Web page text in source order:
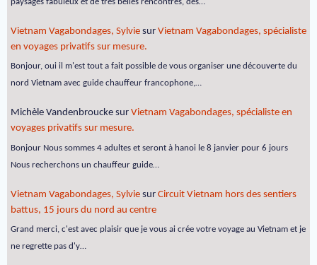
Vietnam Vagabondages, Sylvie sur Vietnam Vagabondages, spécialiste
en voyages privatifs sur mesure.
Bonjour, oui il m'est tout a fait possible de vous organiser une découverte du
nord Vietnam avec guide chauffeur francophone,…
Michèle Vandenbroucke sur Vietnam Vagabondages, spécialiste en
voyages privatifs sur mesure.
Bonjour Nous sommes 4 adultes et seront à hanoi le 8 janvier pour 6 jours
Nous recherchons un chauffeur guide…
Vietnam Vagabondages, Sylvie sur Circuit Vietnam hors des sentiers
battus, 15 jours du nord au centre
Grand merci, c'est avec plaisir que je vous ai crée votre voyage au Vietnam et je
ne regrette pas d'y…